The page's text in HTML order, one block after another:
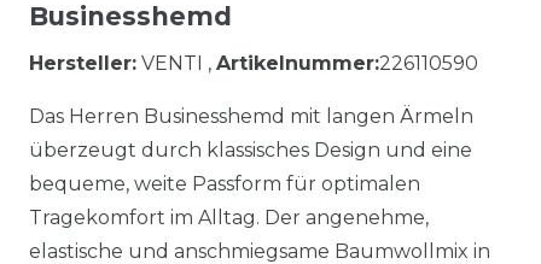
Businesshemd
Hersteller: VENTI , Artikelnummer:226110590
Das Herren Businesshemd mit langen Ärmeln
überzeugt durch klassisches Design und eine
bequeme, weite Passform für optimalen
Tragekomfort im Alltag. Der angenehme,
elastische und anschmiegsame Baumwollmix in